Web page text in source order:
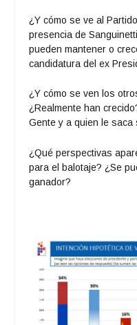
¿Y cómo se ve al
presencia de
pueden mantener o
candidatura del ex
¿Y cómo se ven los
¿Realmente han
Gente y a quien le saca
¿Qué perspectivas
para el balotaje? ¿Se
ganador?